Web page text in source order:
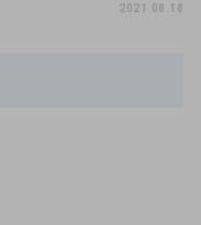
2021.08.18